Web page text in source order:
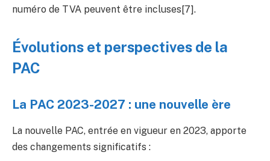
numéro de TVA peuvent être incluses[7].
Évolutions et perspectives de la
PAC
La PAC 2023-2027 : une nouvelle ère
La nouvelle PAC, entrée en vigueur en 2023, apporte
des changements significatifs :